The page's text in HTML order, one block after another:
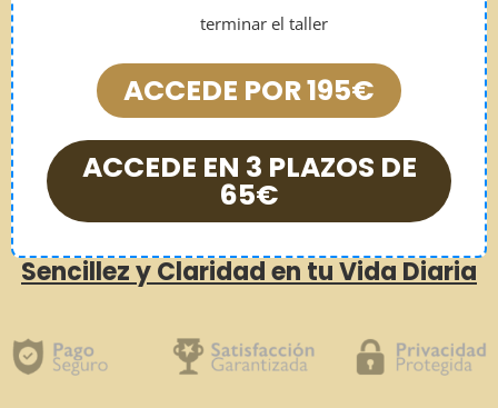
terminar el taller
ACCEDE POR 195€
ACCEDE EN 3 PLAZOS DE
65€
Sencillez y Claridad en tu Vida Diaria